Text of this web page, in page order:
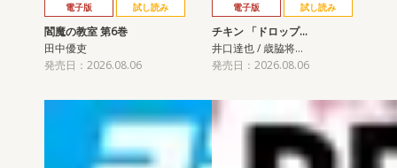
電子版 試し読み
閻魔の教室 第6巻
田中優吏
発売日：2026.08.06
電子版 試し読み
チキン 「ドロップ…
井口達也 / 歳脇将…
発売日：2026.08.06